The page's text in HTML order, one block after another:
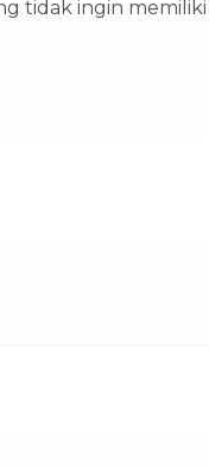
tidak ingin memiliki